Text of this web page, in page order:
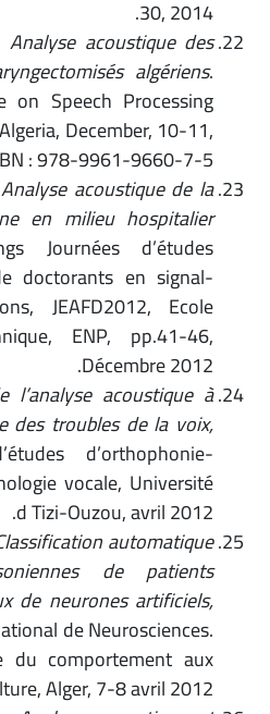
30, 2014.
Analyse acoustique des
algériens
on Speech Processing
Algeria, December, 10-11,
: 978-9961-9660-7-5.
Analyse acoustique de la
en milieu hospitalier
Journées d’études
doctorants en signal-
JEAFD2012, Ecole
ENP, pp.41-46,
Décembre 2012.
l’analyse acoustique à
des troubles de la voix,
d’orthophonie-
vocale, Université
d Tizi-Ouzou, avril 2012.
Classification automatique
de patients
de neurones artificiels,
de Neurosciences.
du comportement aux
Alger, 7-8 avril 2012.